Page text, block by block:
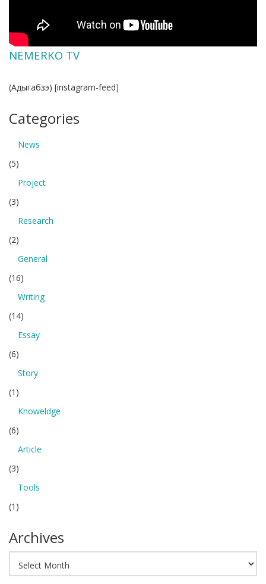
NEMERKO TV
(Адыгабзэ) [instagram-feed]
Categories
News
(5)
Project
(3)
Research
(2)
General
(16)
Writing
(14)
Essay
(6)
Story
(1)
Knoweldge
(6)
Article
(3)
Tools
(1)
Archives